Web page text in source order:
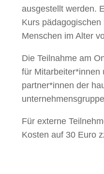
ausgestellt werden.
Kurs
Menschen im Alter
Die Teilnahme am
für
partner*innen der
Für externe
Kosten auf 30 Euro